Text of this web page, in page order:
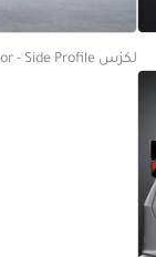
لكزس IS 350 exterior - Side Profile